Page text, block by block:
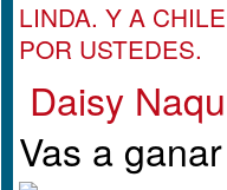
LINDA. Y A
POR USTEDES.
Daisy
Vas a